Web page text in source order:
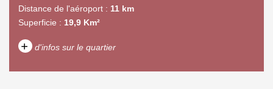
Distance de l'aéroport : 11 km
Superficie : 19,9 Km²
+ d'infos sur le quartier